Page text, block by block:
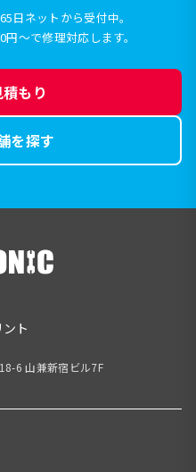
日ネットから受付中。
〜で修理対応します。
もり
を探す
ト
6 山兼新宿ビル7F